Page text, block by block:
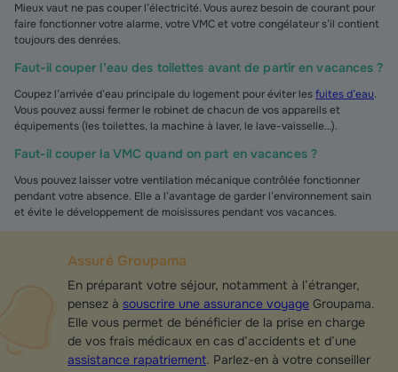
Mieux vaut ne pas couper l’électricité. Vous aurez besoin de courant pour
faire fonctionner votre alarme, votre VMC et votre congélateur s’il contient
toujours des denrées.
Faut-il couper l’eau des toilettes avant de partir en vacances ?
Coupez l’arrivée d’eau principale du logement pour éviter lesfuites d’eau.
Vous pouvez aussi fermer le robinet de chacun de vos appareils et
équipements (les toilettes, la machine à laver, le lave-vaisselle…).
Faut-il couper la VMC quand on part en vacances ?
Vous pouvez laisser votre ventilation mécanique contrôlée fonctionner
pendant votre absence. Elle a l’avantage de garder l’environnement sain
et évite le développement de moisissures pendant vos vacances.
Assuré Groupama
En préparant votre séjour, notamment à l’étranger,
pensez à souscrire une assurance voyage Groupama.
Elle vous permet de bénéficier de la prise en charge
de vos frais médicaux en cas d’accidents et d’une
assistance rapatriement. Parlez-en à votre conseiller